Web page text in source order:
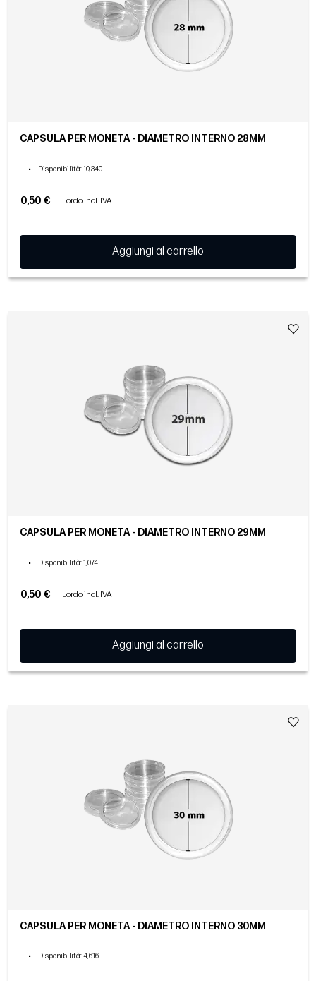
CAPSULA PER MONETA - DIAMETRO INTERNO 28MM
• Disponibilità: 10,340
0,50 € Lordo incl. IVA
Aggiungi al carrello
CAPSULA PER MONETA - DIAMETRO INTERNO 29MM
• Disponibilità: 1,074
0,50 € Lordo incl. IVA
Aggiungi al carrello
CAPSULA PER MONETA - DIAMETRO INTERNO 30MM
• Disponibilità: 4,616